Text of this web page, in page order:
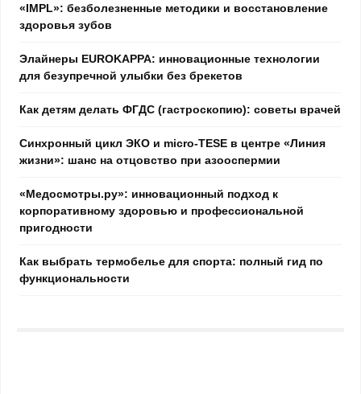
«IMPL»: безболезненные методики и восстановление
здоровья зубов
Элайнеры EUROKAPPA: инновационные технологии
для безупречной улыбки без брекетов
Как детям делать ФГДС (гастроскопию): советы врачей
Синхронный цикл ЭКО и micro-TESE в центре «Линия
жизни»: шанс на отцовство при азооспермии
«Медосмотры.ру»: инновационный подход к
корпоративному здоровью и профессиональной
пригодности
Как выбрать термобелье для спорта: полный гид по
функциональности